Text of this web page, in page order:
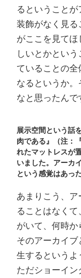
るということ
装飾がなく見る
がここを見て
しいとかとい
ていることの
なるというか
なと思ったんで
展示空間という話
肉である』（注：
れたマットレスが
いました。アーカ
という感覚はあっ
あまりこう、
ることはなく
がいて、何時か
そのアーカイ
生するというよ
ただショーイ